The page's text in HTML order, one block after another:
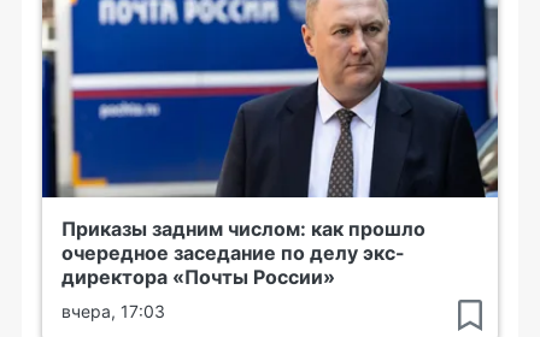
Приказы задним числом: как прошло
очередное заседание по делу экс-
директора «Почты России»
вчера, 17:03